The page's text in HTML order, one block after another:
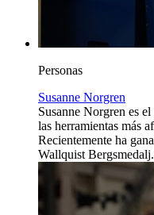
Personas
Susanne Norgren
Susanne Norgren es
las herramientas más
Recientemente ha
Wallquist Bergsmedalj.